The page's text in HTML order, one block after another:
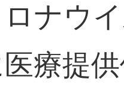
ロナウ
療提